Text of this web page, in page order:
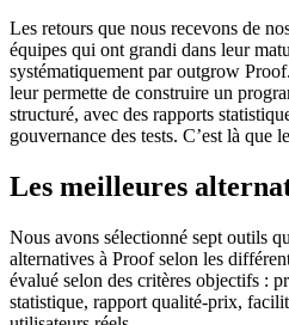
Les retours que nous recevons de
équipes qui ont grandi dans leur
systématiquement par outgrow
leur permette de construire un
structuré, avec des rapports
gouvernance des tests. C’est là que
Les meilleures
Nous avons sélectionné sept outils
alternatives à Proof selon les
évalué selon des critères objectifs :
statistique, rapport qualité-prix,